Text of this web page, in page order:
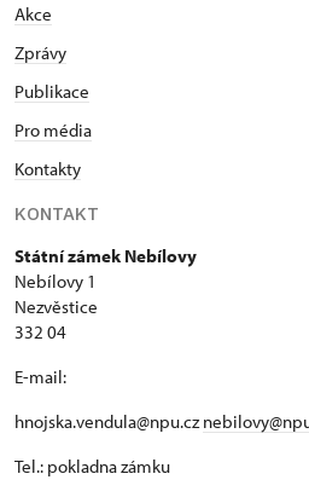
Akce
Zprávy
Publikace
Pro média
Kontakty
KONTAKT
Státní zámek Nebílovy
Nebílovy 1
Nezvěstice
332 04
E-mail:
hnojska.vendula@npu.cz
Tel.: pokladna zámku